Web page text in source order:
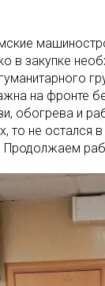
в закупке
на фронте
обогрева и
то не остался
Продолжаем